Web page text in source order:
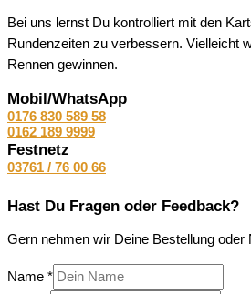
Bei uns lernst Du kontrolliert mit den
Rundenzeiten zu verbessern. Vielleicht
Rennen gewinnen.
Mobil/WhatsApp
0176 830 589 58
0162 189 9999
Festnetz
03761 / 76 00 66
Hast Du Fragen oder Feedback?
Gern nehmen wir Deine Bestellung oder
Name *